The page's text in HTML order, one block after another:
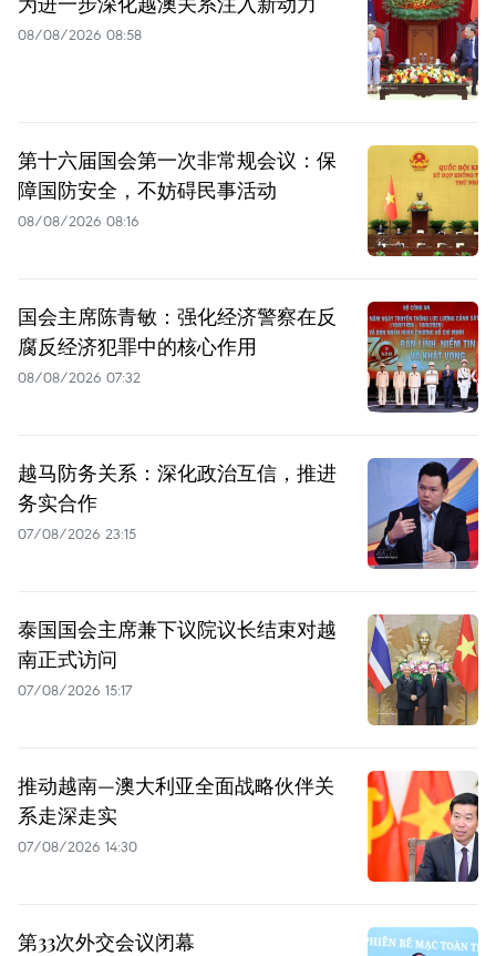
08/08/2026 08:58
第十六届国会第一次非常规会议：保
障国防安全，不妨碍民事活动
08/08/2026 08:16
国会主席陈青敏：强化经济警察在反
腐反经济犯罪中的核心作用
08/08/2026 07:32
越马防务关系：深化政治互信，推进
务实合作
07/08/2026 23:15
泰国国会主席兼下议院议长结束对越
南正式访问
07/08/2026 15:17
推动越南—澳大利亚全面战略伙伴关
系走深走实
07/08/2026 14:30
第33次外交会议闭幕